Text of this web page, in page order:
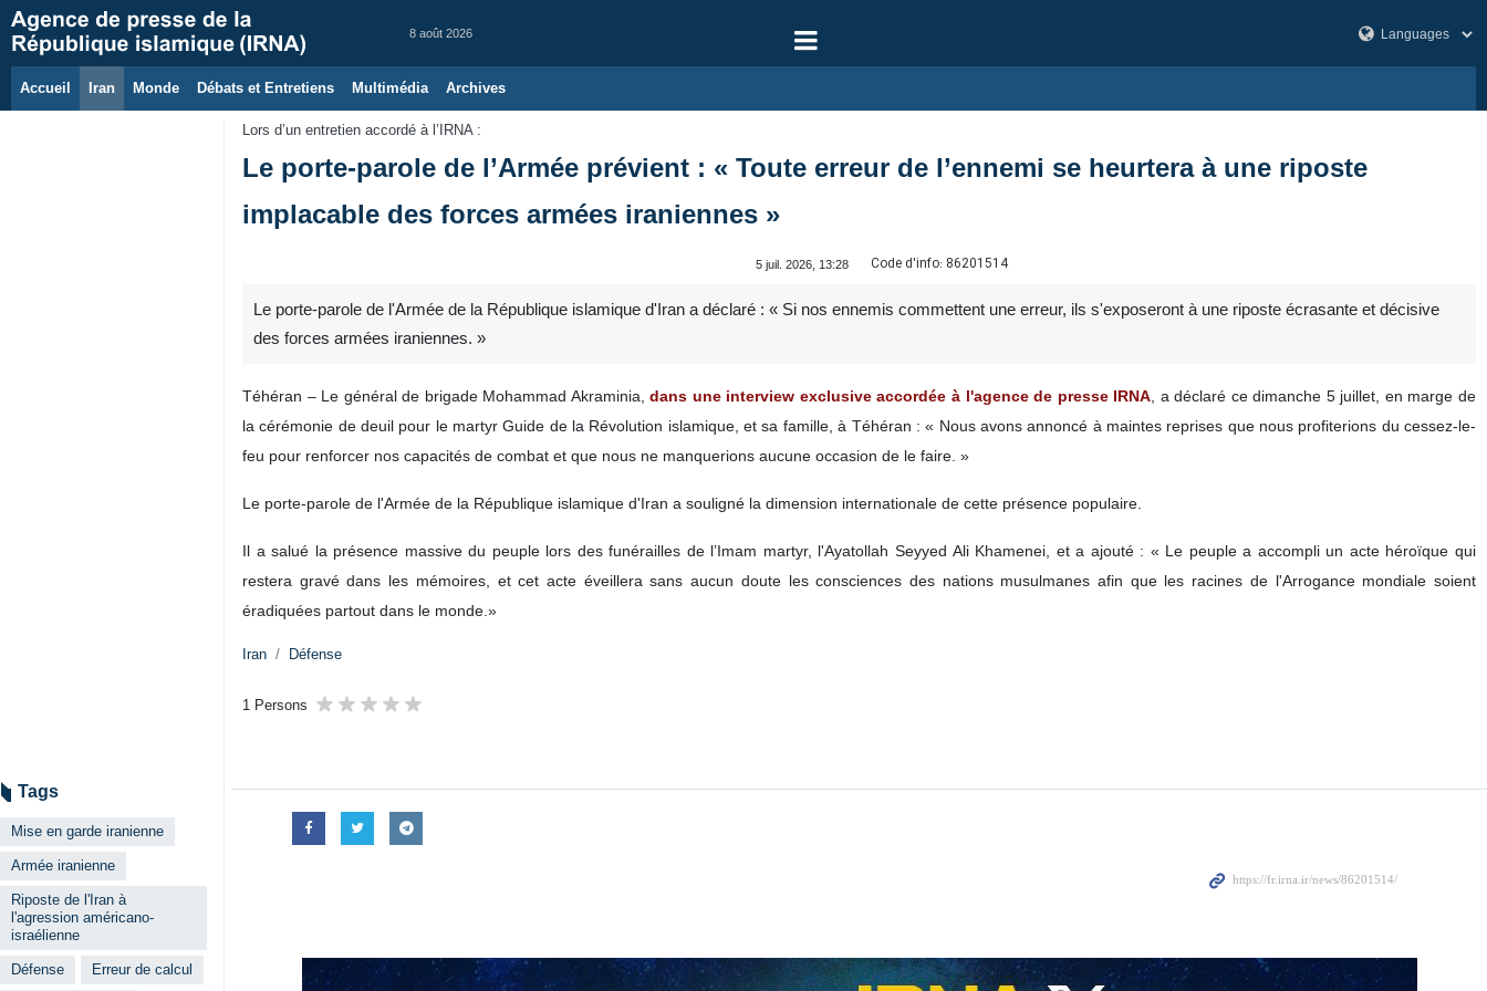
8 août 2026
Accueil Iran Monde Débats et Entretiens Multimédia Archives
Lors d’un entretien accordé à l’IRNA :
Le porte-parole de l’Armée prévient : « Toute erreur de l’ennemi se heurtera à une riposte
implacable des forces armées iraniennes »
5 juil. 2026, 13:28 Code d'info: 86201514